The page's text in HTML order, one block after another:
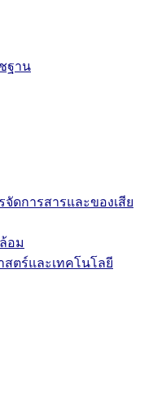
ฐาน
ดการสารและของเสีย
อม
สตร์และเทคโนโลยี